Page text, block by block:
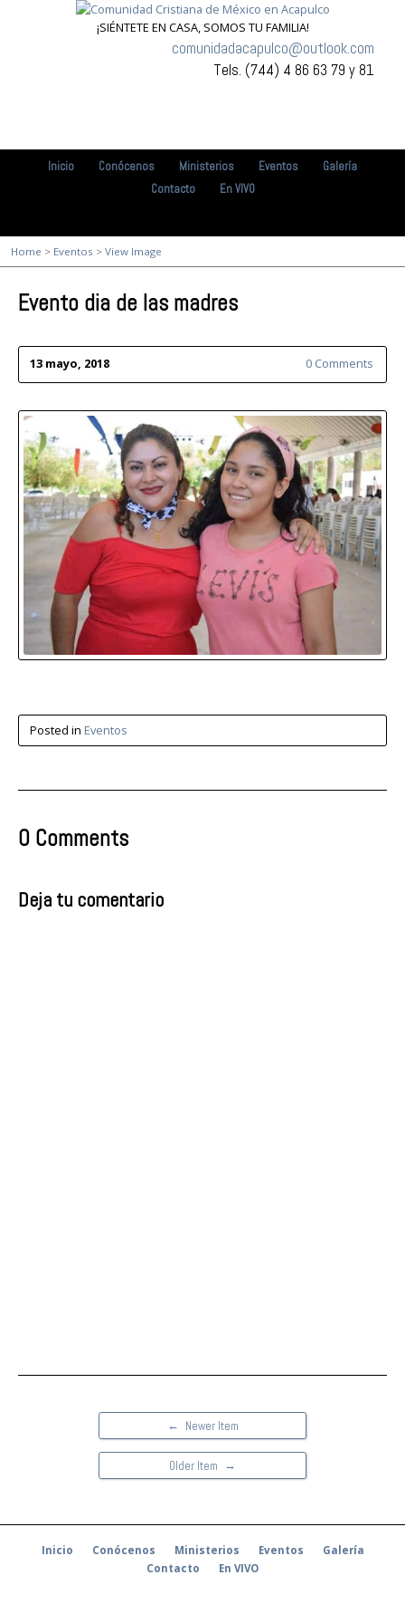
¡SIÉNTETE EN CASA, SOMOS TU FAMILIA!
comunidadacapulco@outlook.com
Tels. (744) 4 86 63 79 y 81
Inicio Conócenos Ministerios Eventos
Galería
Contacto
En VIVO
Home > Eventos > View Image
Evento dia de las madres
13 mayo, 2018 0 Comments
Posted in Eventos
0 Comments
Deja tu comentario
← Newer Item
Older Item →
Inicio Conócenos Ministerios Eventos
Galería
Contacto
En VIVO